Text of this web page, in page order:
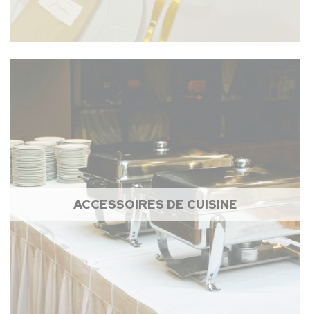
ACCESSOIRES DE CUISINE